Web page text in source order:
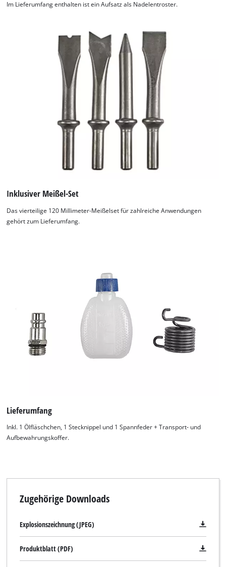
Google Maps laden zu können!
This content is not permitted to load due
the site with their CMP to add this content
to the list of technologies used.
Im Lieferumfang enthalten ist ein Aufsatz als Nadelentroster.
Inklusiver Meißel-Set
Das vierteilige 120 Millimeter-Meißelset für zahlreiche Anwendungen
gehört zum Lieferumfang.
Lieferumfang
Inkl. 1 Ölfläschchen, 1 Stecknippel und 1 Spannfeder + Transport- und
Aufbewahrungskoffer.
Zugehörige Downloads
Explosionszeichnung (JPEG)
Produktblatt (PDF)